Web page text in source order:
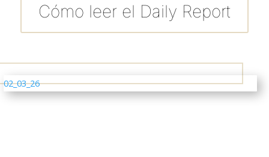
Cómo leer el Daily Report
02_03_26